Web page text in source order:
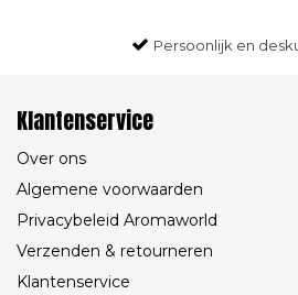
Persoonlijk en
Klantenservice
Over ons
Algemene voorwaarden
Privacybeleid Aromaworld
Verzenden & retourneren
Klantenservice